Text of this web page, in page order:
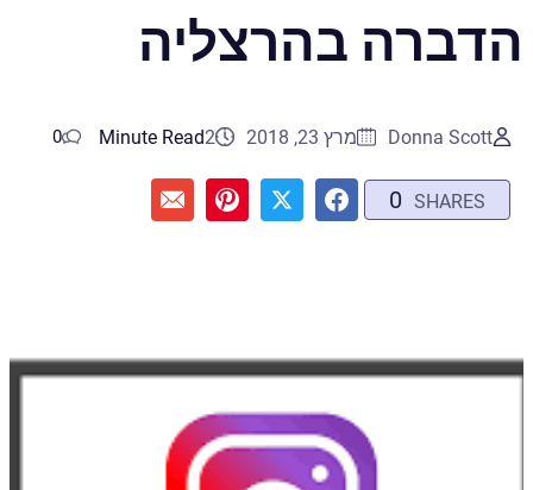
הדברה בהרצליה
Donna Scott מרץ 23, 2018 2
Minute Read
0
0 SHARES